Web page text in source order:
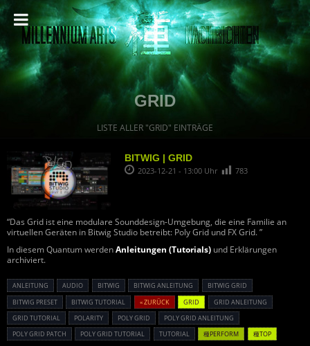
GRID
LISTE ALLER "GRID" EINTRÄGE
BITWIG | GRID
2023-12-21 - 13:00 Uhr 783
“Das Grid ist eine modulare Sounddesign-Umgebung, die eine Familie an
virtuellen Geräten in Bitwig Studio betreibt: Poly Grid und FX Grid. ”
In diesem Quantum werdenAnleitungen (Tutorials) und Erklärungen
archiviert.
ANLEITUNG AUDIO BITWIG BITWIG ANLEITUNG
BITWIG GRID
BITWIG PRESET
BITWIG TUTORIAL « ZURÜCK GRID
GRID ANLEITUNG
GRID TUTORIAL
POLARITY POLY GRID
POLY GRID ANLEITUNG
POLY GRID PATCH
POLY GRID TUTORIAL TUTORIAL 種PERFORM 種TOP